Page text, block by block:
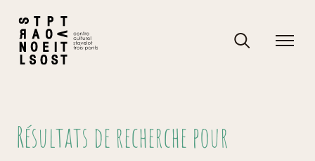
content
Rechercher
Rechercher
Résultats de recherche pour